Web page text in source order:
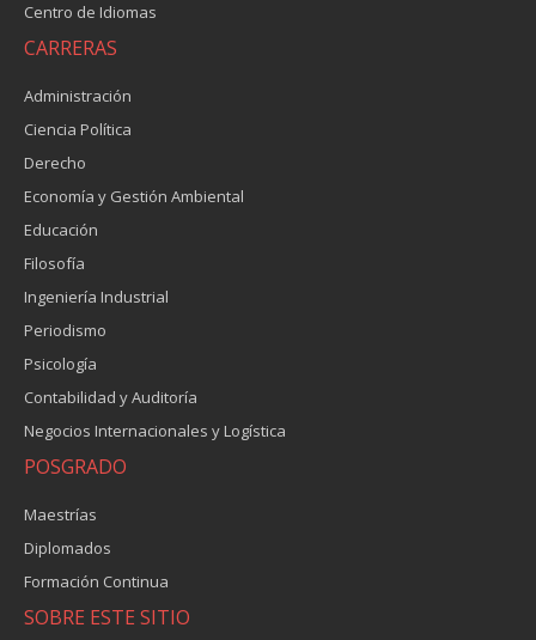
Centro de Idiomas
CARRERAS
Administración
Ciencia Política
Derecho
Economía y Gestión Ambiental
Educación
Filosofía
Ingeniería Industrial
Periodismo
Psicología
Contabilidad y Auditoría
Negocios Internacionales y Logística
POSGRADO
Maestrías
Diplomados
Formación Continua
SOBRE ESTE SITIO